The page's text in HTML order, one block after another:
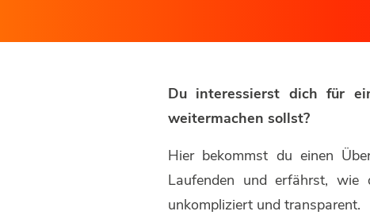
Du interessierst dich für
weitermachen sollst?
Hier bekommst du einen
Laufenden und erfährst,
unkompliziert und transparent.